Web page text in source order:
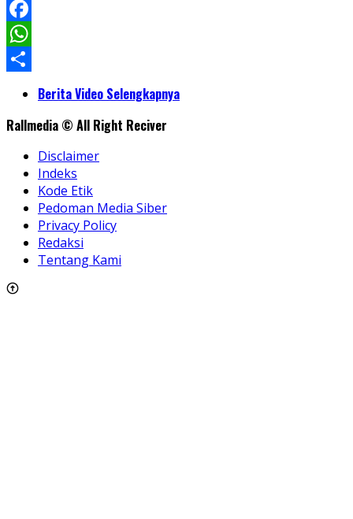
LinkedIn
Facebook
WhatsApp
ShareBerita Video Selengkapnya
Rallmedia © All Right Reciver
Disclaimer
Indeks
Kode Etik
Pedoman Media Siber
Privacy Policy
Redaksi
Tentang Kami